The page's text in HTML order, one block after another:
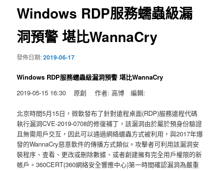
Windows RDP服務蠕蟲級漏
洞預警 堪比WannaCry
發佈日期:2019-06-17
Windows RDP服務蠕蟲級漏洞預警 堪比WannaCry
2019-05-15 16:30 原創 作者: 高博 編輯:
北京時間5月15日，微軟發布了針對遠程桌面(RDP)服務遠程代碼
執行漏洞CVE-2019-0708的修復補丁，該漏洞由於屬於預身份驗證
且無需用戶交互，因此可以通過網絡蠕蟲方式被利用，與2017年爆
發的WannaCry惡意軟件的傳播方式類似。攻擊者可利用該漏洞安
裝程序、查看、更改或刪除數據、或者創建擁有完全用戶權限的新
帳戶。360CERT(360網絡安全響應中心)第一時間確認漏洞為嚴重